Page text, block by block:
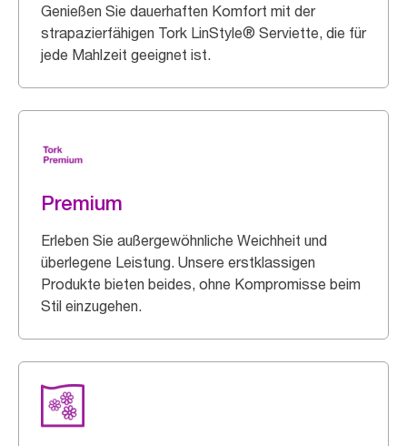
Genießen Sie dauerhaften Komfort mit der
strapazierfähigen Tork LinStyle® Serviette, die für
jede Mahlzeit geeignet ist.
Premium
Erleben Sie außergewöhnliche Weichheit und
überlegene Leistung. Unsere erstklassigen
Produkte bieten beides, ohne Kompromisse beim
Stil einzugehen.